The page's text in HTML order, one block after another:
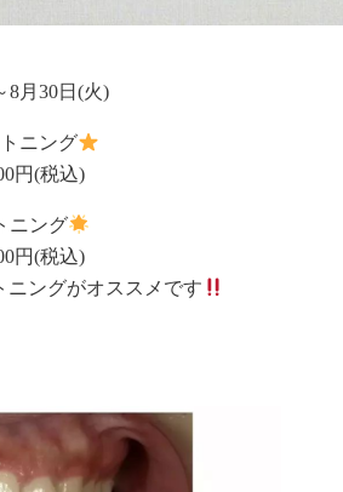
8月30日(火)
ニング
円(税込)
ニング
円(税込)
ニングがオススメです